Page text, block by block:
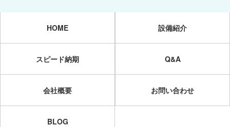
HOME 設備紹介
スピード納期 Q&A
会社概要 お問い合わせ
BLOG